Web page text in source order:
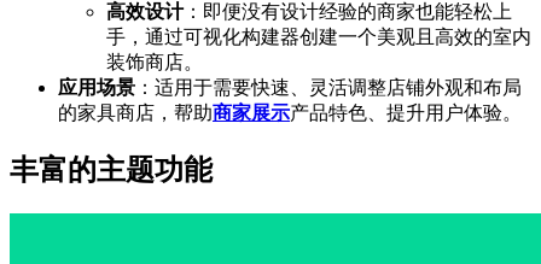
高效设计：即便没有设计经验的商家也能轻松上
手，通过可视化构建器创建一个美观且高效的室内
装饰商店。
应用场景 ：适用于需要快速、灵活调整店铺外观和布局
的家具商店，帮助商家展示产品特色、提升用户体验。
丰富的主题功能